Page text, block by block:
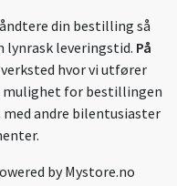
din bestilling så
lynrask leveringstid. På
hvor vi utfører
mulighet for bestillingen
med andre bilentusiaster
byMystore.no